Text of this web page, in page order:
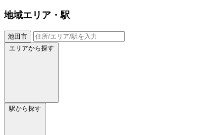
地域エリア・駅
池田市
エリアから探す
駅から探す